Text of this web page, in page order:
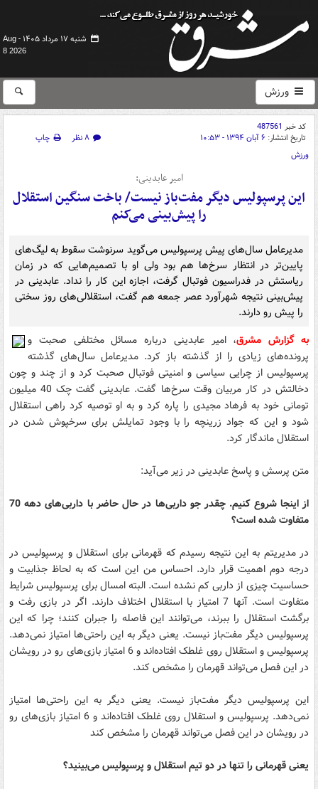
شنبه ۱۷ مرداد ۱۴۰۵ -
Aug
8 2026
ورزش
کد خبر 487561
تاریخ انتشار: ۶ آبان ۱۳۹۴ - ۱۰:۵۳ ۸ نظر
چاپ
ورزش
امیر عابدینی:
این پرسپولیس دیگر مفت‌باز نیست/ باخت سنگین استقلال
را پیش‌بینی می‌کنم
مدیرعامل سال‌های پیش پرسپولیس می‌گوید سرنوشت سقوط به لیگ‌های
پایین‌تر در انتظار سرخ‌ها هم بود ولی او با تصمیم‌هایی که در زمان
ریاستش در فدراسیون فوتبال گرفت، اجازه این کار را نداد. عابدینی در
پیش‌بینی نتیجه شهرآورد عصر جمعه هم گفت، استقلالی‌های روز سختی
را پیش رو دارند.
به گزارش مشرق، امیر عابدینی درباره مسائل مختلفی صحبت و
پرونده‌های زیادی را از گذشته باز کرد. مدیرعامل سال‌های گذشته
پرسپولیس از چرایی سیاسی و امنیتی فوتبال صحبت کرد و از چند و چون
دخالتش در کار مربیان وقت سرخ‌ها گفت. عابدینی گفت چک 40 میلیون
تومانی خود به فرهاد مجیدی را پاره کرد و به او توصیه کرد راهی استقلال
شود و این که جواد زرینچه را با وجود تمایلش برای سرخپوش شدن در
استقلال ماندگار کرد.
متن پرسش و پاسخ عابدینی در زیر می‌آید:
از اینجا شروع کنیم. چقدر جو داربی‌ها در حال حاضر با داربی‌های دهه 70
متفاوت شده است؟
در مدیریتم به این نتیجه رسیدم که قهرمانی برای استقلال و پرسپولیس در
درجه دوم اهمیت قرار دارد. احساس من این است که به لحاظ جذابیت و
حساسیت چیزی از داربی کم نشده است. البته امسال برای پرسپولیس شرایط
متفاوت است. آنها 7 امتیاز با استقلال اختلاف دارند. اگر در بازی رفت و
برگشت استقلال را ببرند، می‌توانند این فاصله را جبران کنند؛ چرا که این
پرسپولیس دیگر مفت‌باز نیست. یعنی دیگر به این راحتی‌ها امتیاز نمی‌دهد.
پرسپولیس و استقلال روی غلطک افتاده‌اند و 6 امتیاز بازی‌های رو در رویشان
در این فصل می‌تواند قهرمان را مشخص کند.
این پرسپولیس دیگر مفت‌باز نیست. یعنی دیگر به این راحتی‌ها امتیاز
نمی‌دهد. پرسپولیس و استقلال روی غلطک افتاده‌اند و 6 امتیاز بازی‌های رو
در رویشان در این فصل می‌تواند قهرمان را مشخص کند
یعنی قهرمانی را تنها در دو تیم استقلال و پرسپولیس می‌بینید؟